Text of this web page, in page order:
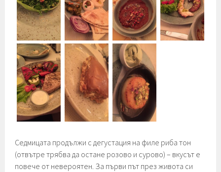
Седмицата продължи с дегустация на филе риба тон
(отвътре трябва да остане розово и сурово) – вкусът е
повече от невероятен. За първи път през живота си